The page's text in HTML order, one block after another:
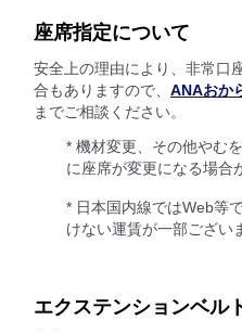
座席指定について
安全上の理由により、非常口
合もありますので、 ANAおか
までご相談ください。
* 機材変更、その他やむ
に座席が変更になる場合
* 日本国内線ではWeb等
けない運賃が一部ござい
エクステンションベル